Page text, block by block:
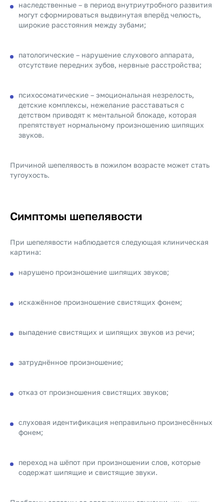
наследственные – в период внутриутробного развития
могут сформироваться выдвинутая вперёд челюсть,
широкие расстояния между зубами;
патологические – нарушение слухового аппарата,
отсутствие передних зубов, нервные расстройства;
психосоматические – эмоциональная незрелость,
детские комплексы, нежелание расставаться с
детством приводят к ментальной блокаде, которая
препятствует нормальному произношению шипящих
звуков.
Причиной шепелявость в пожилом возрасте может стать
тугоухость.
Симптомы шепелявости
При шепелявости наблюдается следующая клиническая
картина:
нарушено произношение шипящих звуков;
искажённое произношение свистящих фонем;
выпадение свистящих и шипящих звуков из речи;
затруднённое произношение;
отказ от произношения свистящих звуков;
слуховая идентификация неправильно произнесённых
фонем;
переход на шёпот при произношении слов, которые
содержат шипящие и свистящие звуки.